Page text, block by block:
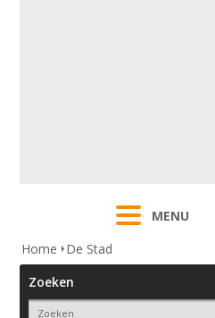
MENU
Home
De Stad
Zoeken